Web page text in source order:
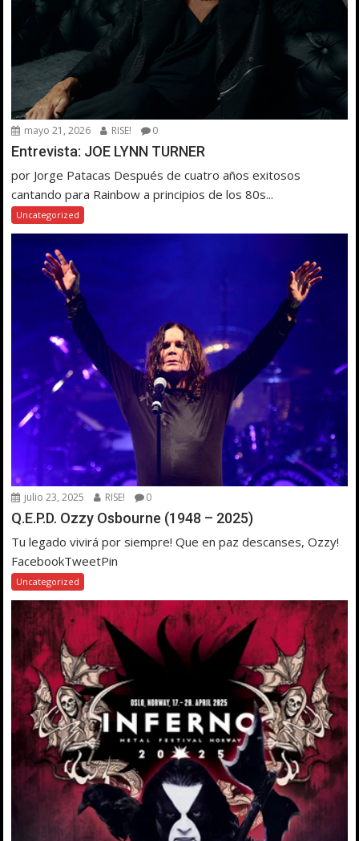
mayo 21, 2026 RISE! 0
Entrevista: JOE LYNN TURNER
por Jorge Patacas Después de cuatro años exitosos
cantando para Rainbow a principios de los 80s...
Uncategorized
julio 23, 2025 RISE! 0
Q.E.P.D. Ozzy Osbourne (1948 – 2025)
Tu legado vivirá por siempre! Que en paz descanses, Ozzy!
FacebookTweetPin
Uncategorized